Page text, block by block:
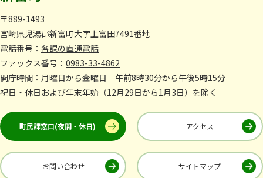
〒889-1493
宮崎県児湯郡新富町大字上富田7491番地
電話番号： 各課の直通電話
ファックス番号： 0983-33-4862
開庁時間：月曜日から金曜日 午前8時30分から午後5時15分
祝日・休日および年末年始（12月29日から1月3日）を除く
町民課窓口(夜間・休日) アクセス
お問い合わせ サイトマップ